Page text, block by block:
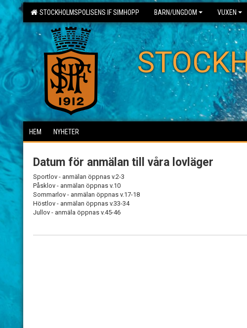
STOCKHOLMSPOLISENS IF SIMHOPP BARN/UNGDOM VUXEN
HEM NYHETER
Datum för anmälan till våra lovläger
Sportlov - anmälan öppnas v.2-3
Påsklov - anmälan öppnas v.10
Sommarlov - anmälan öppnas v.17-18
Höstlov - anmälan öppnas v.33-34
Jullov - anmäla öppnas v.45-46